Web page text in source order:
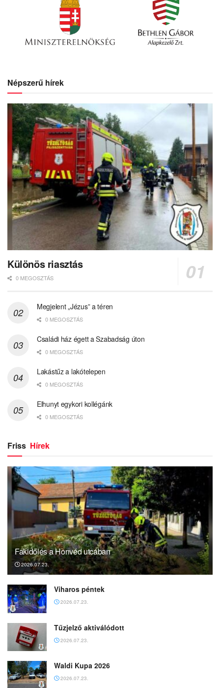
Népszerű hírek
Különös riasztás
0 MEGOSZTÁS
Megjelent „Jézus” a téren
0 MEGOSZTÁS
Családi ház égett a Szabadság úton
0 MEGOSZTÁS
Lakástűz a lakótelepen
0 MEGOSZTÁS
Elhunyt egykori kollégánk
0 MEGOSZTÁS
Friss Hírek
Fakidőlés a Honvéd utcában
2026.07.23.
Viharos péntek
2026.07.23.
Tűzjelző aktiválódott
2026.07.23.
Waldi Kupa 2026
2026.07.23.